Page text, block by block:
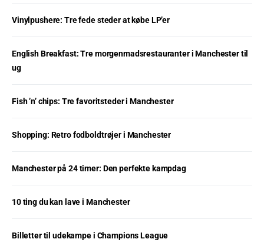
Vinylpushere: Tre fede steder at købe LP’er
English Breakfast: Tre morgenmadsrestauranter i Manchester til
ug
Fish ’n’ chips: Tre favoritsteder i Manchester
Shopping: Retro fodboldtrøjer i Manchester
Manchester på 24 timer: Den perfekte kampdag
10 ting du kan lave i Manchester
Billetter til udekampe i Champions League